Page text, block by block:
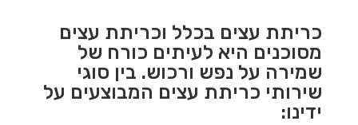
כריתת עצים בכלל וכריתת עצים
מסוכנים היא לעיתים כורח של
שמירה על נפש ורכוש. בין סוגי
שירותי כריתת עצים המבוצעים על
ידינו: